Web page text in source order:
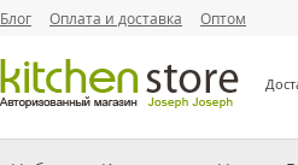
Блог Оплата и доставка Оптом